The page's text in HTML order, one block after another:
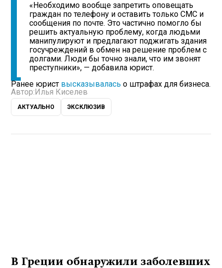
«Необходимо вообще запретить оповещать
граждан по телефону и оставить только СМС и
сообщения по почте. Это частично помогло бы
решить актуальную проблему, когда людьми
манипулируют и предлагают поджигать здания
госучреждений в обмен на решение проблем с
долгами. Люди бы точно знали, что им звонят
преступники», — добавила юрист.
Ранее юрист высказывалась о штрафах для бизнеса.
Автор: Илья Киселев
АКТУАЛЬНО ЭКСКЛЮЗИВ
В Греции обнаружили заболевших